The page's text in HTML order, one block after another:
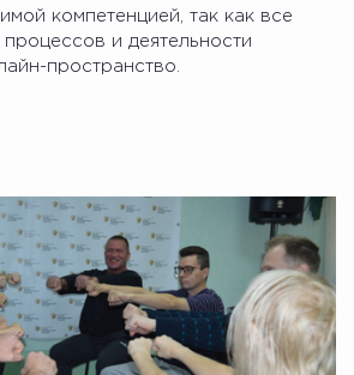
компетенцией, так как все
и деятельности
пространство.